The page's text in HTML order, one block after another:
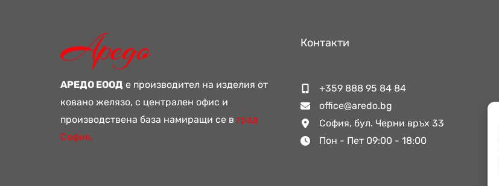
АРЕДО ЕООД е производител на изделия от
ковано желязо, с централен офис и
производствена база намиращи се в град
София.
Контакти
+359 888 95 84 84
office@aredo.bg
София, бул. Черни връх 33
Пон - Пет 09:00 - 18:00